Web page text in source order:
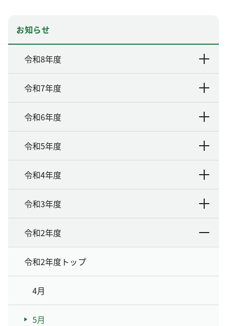
お知らせ
令和8年度
令和7年度
令和6年度
令和5年度
令和4年度
令和3年度
令和2年度
令和2年度トップ
4月
5月